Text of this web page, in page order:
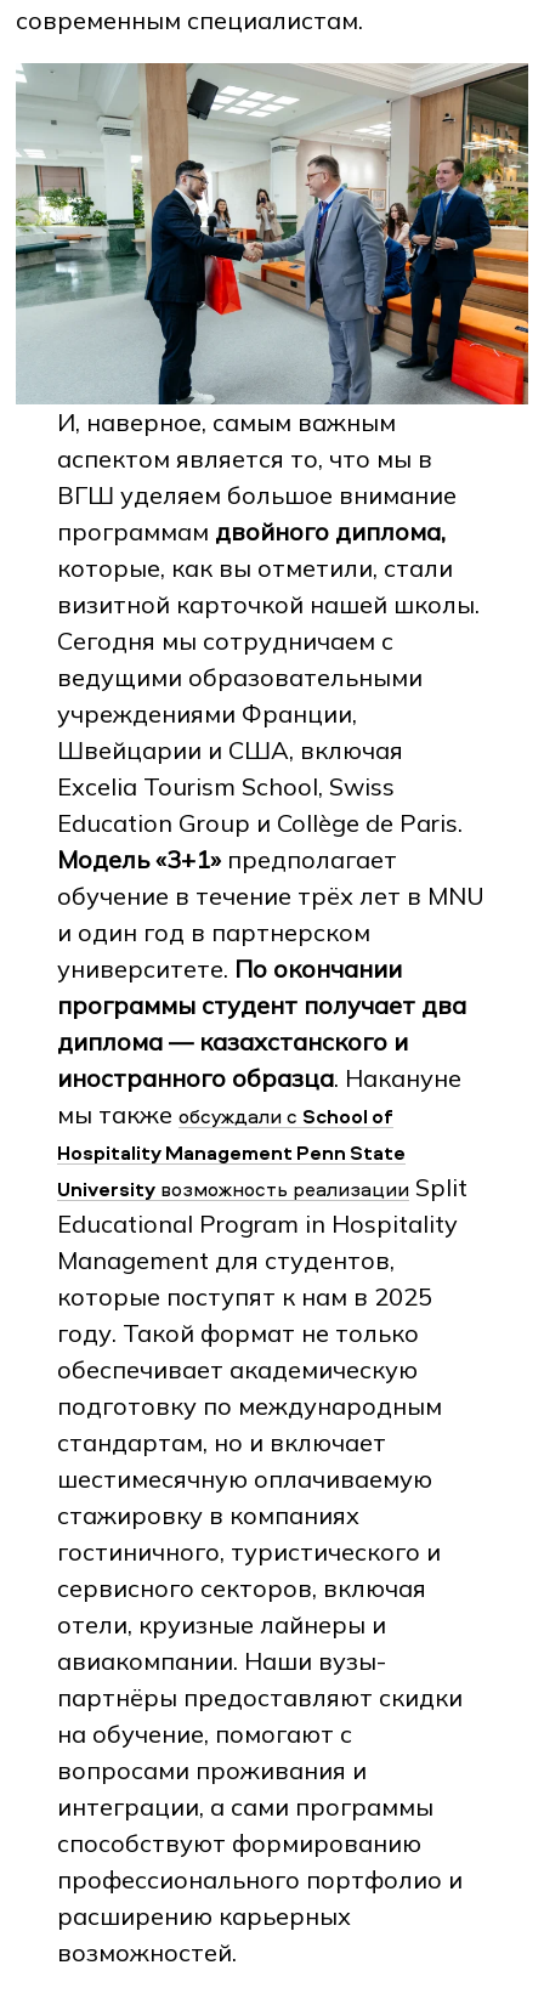
современным специалистам.
И, наверное, самым важным
аспектом является то, что мы в
ВГШ уделяем большое внимание
программам двойного диплома,
которые, как вы отметили, стали
визитной карточкой нашей школы.
Сегодня мы сотрудничаем с
ведущими образовательными
учреждениями Франции,
Швейцарии и США, включая
Excelia Tourism School, Swiss
Education Group и Collège de Paris.
Модель «3+1» предполагает
обучение в течение трёх лет в MNU
и один год в партнерском
университете. По окончании
программы студент получает два
диплома — казахстанского и
иностранного образца. Накануне
мы такжеобсуждали с School of
Hospitality Management Penn State
University возможность реализации Split
Educational Program in Hospitality
Management для студентов,
которые поступят к нам в 2025
году. Такой формат не только
обеспечивает академическую
подготовку по международным
стандартам, но и включает
шестимесячную оплачиваемую
стажировку в компаниях
гостиничного, туристического и
сервисного секторов, включая
отели, круизные лайнеры и
авиакомпании. Наши вузы-
партнёры предоставляют скидки
на обучение, помогают с
вопросами проживания и
интеграции, а сами программы
способствуют формированию
профессионального портфолио и
расширению карьерных
возможностей.